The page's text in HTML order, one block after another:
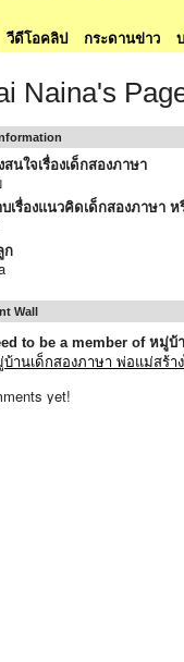
วีดีโอคลิป กระดานข่าว
Naina's
นใจเรื่องเด็กสองภาษา
เรื่องแนวคิดเด็กสองภาษา
ก
Wall
to be a member of หมู่บ้
านเด็กสองภาษา พ่อแม่สร้า
yet!